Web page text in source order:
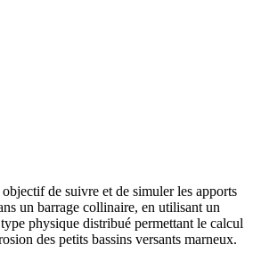
de suivre et de simuler les apports
un barrage collinaire, en utilisant un
physique distribué permettant le calcul
des petits bassins versants marneux.